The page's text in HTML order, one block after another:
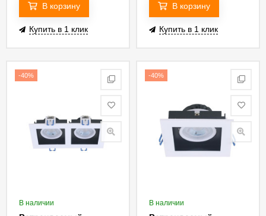
В корзину
Купить в 1 клик
В корзину
Купить в 1 клик
-40%
В наличии
-40%
В наличии